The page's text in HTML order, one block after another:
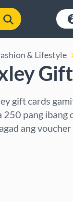
& Lifestyle
gift cards
250 pang
ang